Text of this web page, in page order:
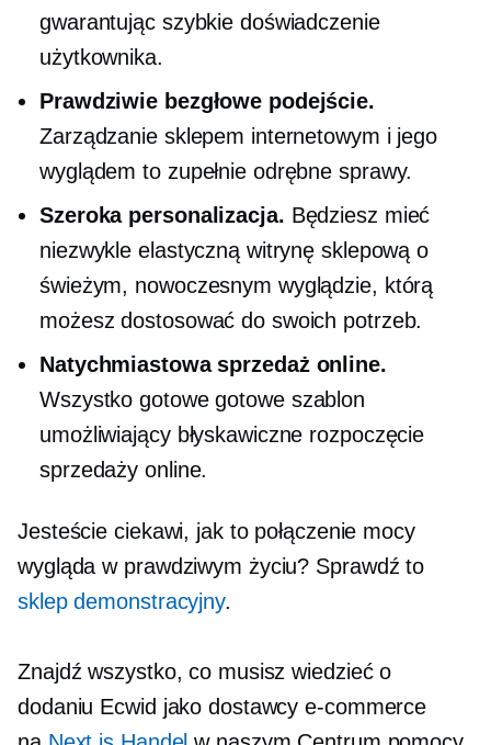
gwarantując szybkie doświadczenie
użytkownika.
Prawdziwie bezgłowe podejście.
Zarządzanie sklepem internetowym i jego
wyglądem to zupełnie odrębne sprawy.
Szeroka personalizacja. Będziesz mieć
niezwykle elastyczną witrynę sklepową o
świeżym, nowoczesnym wyglądzie, którą
możesz dostosować do swoich potrzeb.
Natychmiastowa sprzedaż online.
Wszystko gotowegotoweszablon
umożliwiający błyskawiczne rozpoczęcie
sprzedaży online.
Jesteście ciekawi, jak to połączenie mocy
wygląda w prawdziwym życiu? Sprawdź to
sklep demonstracyjny.
Znajdź wszystko, co musisz wiedzieć o
dodaniu Ecwid jako dostawcy e-commerce